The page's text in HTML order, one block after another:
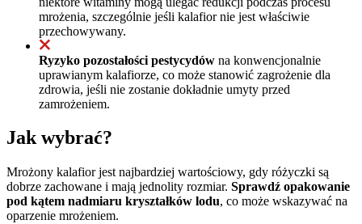
mrożenia, szczególnie jeśli kalafior nie jest właściwie
przechowywany.
Ryzyko pozostałości pestycydów na konwencjonalnie
uprawianym kalafiorze, co może stanowić zagrożenie dla
zdrowia, jeśli nie zostanie dokładnie umyty przed
zamrożeniem.
Jak wybrać?
Mrożony kalafior jest najbardziej wartościowy, gdy różyczki są
dobrze zachowane i mają jednolity rozmiar. Sprawdź opakowanie
pod kątem nadmiaru kryształków lodu, co może wskazywać na
oparzenie mrożeniem.